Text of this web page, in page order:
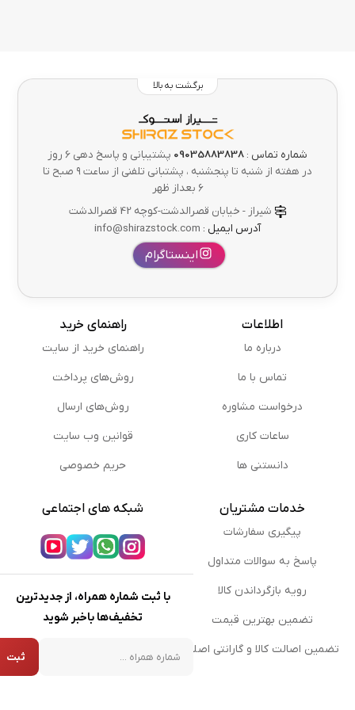
برگشت به بالا
شماره تماس : 09035883838
پشتیبانی و پاسخ دهی 6 روز
در هفته از شنبه تا پنجشنبه ، پشتبانی تلفنی از ساعت ۹ صبح تا
۶ بعداز ظهر
شیراز - خیابان قصرالدشت-کوچه 42 قصرالدشت
آدرس ایمیل :
اینستاگرام
اطلاعات
درباره ما
تماس با ما
درخواست مشاوره
ساعات کاری
دانستنی ها
راهنمای خرید
راهنمای خرید از سایت
روش‌های پرداخت
روش‌های ارسال
قوانین وب سایت
حریم خصوصی
خدمات مشتریان
پیگیری سفارشات
پاسخ به سوالات متداول
رویه بازگرداندن کالا
تضمین بهترین قیمت
تضمین اصالت کالا و گارانتی اصلی
شبکه های اجتماعی
با ثبت شماره همراه، از جدیدترین
تخفیف‌ها باخبر شوید
شماره همراه
ثبت